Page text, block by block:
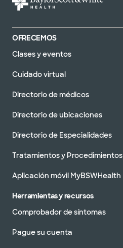
OFRECEMOS
Clases y eventos
Cuidado virtual
Directorio de médicos
Directorio de ubicaciones
Directorio de Especialidades
Tratamientos y Procedimientos
Aplicación móvil MyBSWHealth
Herramientas y recursos
Comprobador de síntomas
Pague su cuenta